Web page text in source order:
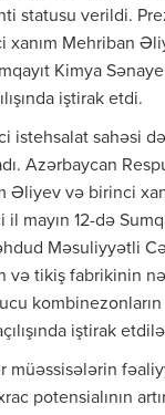
statusu verildi.
xanım Mehriban
Kimya Sənaye
iştirak etdi.
istehsalat sahəsi
Azərbaycan
Əliyev və birinci
mayın 12-də
Məsuliyyətli
və tikiş fabrikinin
kombinezonların
iştirak
müəssisələrin
potensialının